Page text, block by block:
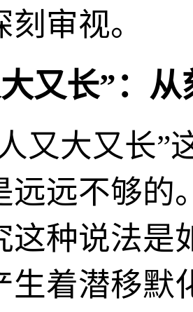
审视。
又长”：
又大又长”
远远不够的
这种说法是
生着潜移默